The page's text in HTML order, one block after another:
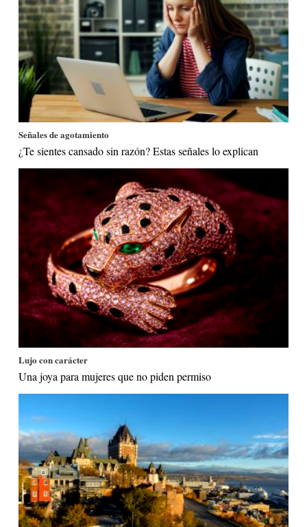
Señales de agotamiento
¿Te sientes cansado sin razón? Estas señales lo explican
Lujo con carácter
Una joya para mujeres que no piden permiso